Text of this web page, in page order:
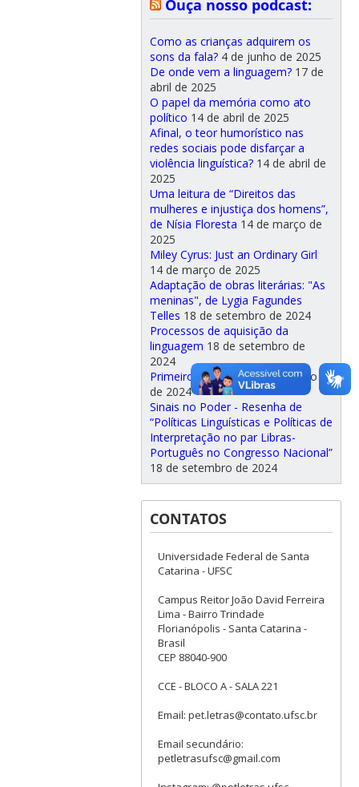
Ouça nosso podcast:
Como as crianças adquirem os
sons da fala? 4 de junho de 2025
De onde vem a linguagem? 17 de
abril de 2025
O papel da memória como ato
político 14 de abril de 2025
Afinal, o teor humorístico nas
redes sociais pode disfarçar a
violência linguística? 14 de abril de
2025
Uma leitura de “Direitos das
mulheres e injustiça dos homens”,
de Nísia Floresta 14 de março de
2025
Miley Cyrus: Just an Ordinary Girl
14 de março de 2025
Adaptação de obras literárias: "As
meninas", de Lygia Fagundes
Telles 18 de setembro de 2024
Processos de aquisição da
linguagem 18 de setembro de
2024
Primeiro Ensaio 18 de setembro
de 2024
Sinais no Poder - Resenha de
“Políticas Linguísticas e Políticas de
Interpretação no par Libras-
Português no Congresso Nacional”
18 de setembro de 2024
CONTATOS
Universidade Federal de Santa
Catarina - UFSC
Campus Reitor João David Ferreira
Lima - Bairro Trindade
Florianópolis - Santa Catarina -
Brasil
CEP 88040-900
CCE - BLOCO A - SALA 221
Email: pet.letras@contato.ufsc.br
Email secundário:
petletrasufsc@gmail.com